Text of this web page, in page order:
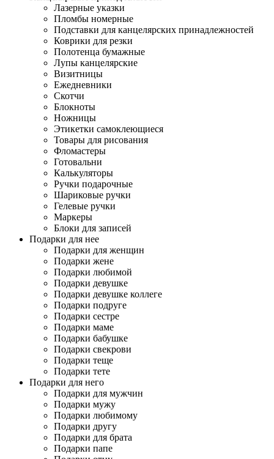
Лазерные указки
Пломбы номерные
Подставки для канцелярских принадлежностей
Коврики для резки
Полотенца бумажные
Лупы канцелярские
Визитницы
Ежедневники
Скотчи
Блокноты
Ножницы
Этикетки самоклеющиеся
Товары для рисования
Фломастеры
Готовальни
Калькуляторы
Ручки подарочные
Шариковые ручки
Гелевые ручки
Маркеры
Блоки для записей
Подарки для нее
Подарки для женщин
Подарки жене
Подарки любимой
Подарки девушке
Подарки девушке коллеге
Подарки подруге
Подарки сестре
Подарки маме
Подарки бабушке
Подарки свекрови
Подарки теще
Подарки тете
Подарки для него
Подарки для мужчин
Подарки мужу
Подарки любимому
Подарки другу
Подарки для брата
Подарки папе